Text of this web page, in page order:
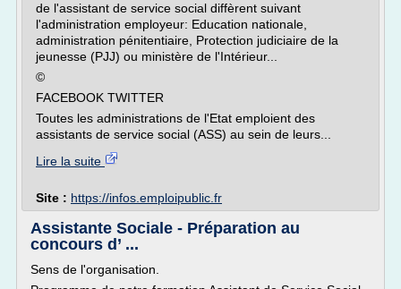
de l'assistant de service social diffèrent suivant
l'administration employeur: Education nationale,
administration pénitentiaire, Protection judiciaire de la
jeunesse (PJJ) ou ministère de l'Intérieur...
©
FACEBOOK TWITTER
Toutes les administrations de l'Etat emploient des
assistants de service social (ASS) au sein de leurs...
Lire la suite
Site : https://infos.emploipublic.fr
Assistante Sociale - Préparation au
concours d’ ...
Sens de l'organisation.